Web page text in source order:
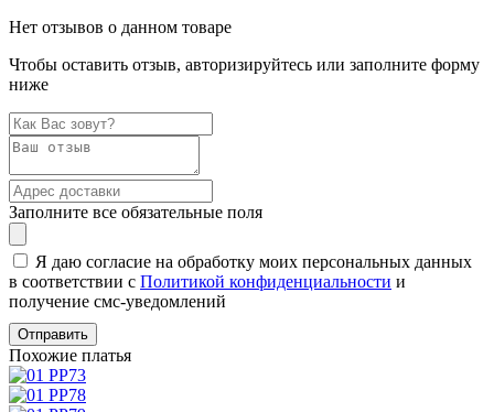
Нет отзывов о данном товаре
Чтобы оставить отзыв, авторизируйтесь или заполните форму
ниже
Заполните все обязательные поля
Я даю согласие на обработку моих персональных данных
в соответствии с Политикой конфиденциальности и
получение смс-уведомлений
Похожие платья